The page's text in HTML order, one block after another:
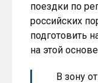
поездки по
российских
подготовить
на этой
В зону